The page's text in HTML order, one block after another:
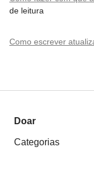
de leitura
Como escrever
Doar
Categorias